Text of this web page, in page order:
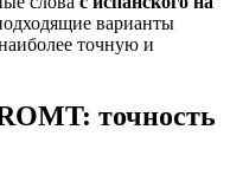
варианты
точную и
точность